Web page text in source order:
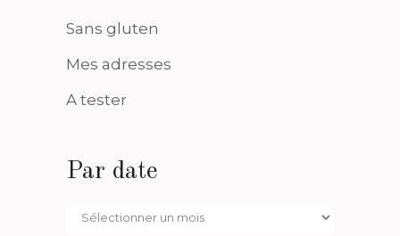
Sans gluten
Mes adresses
A tester
Par date
Par